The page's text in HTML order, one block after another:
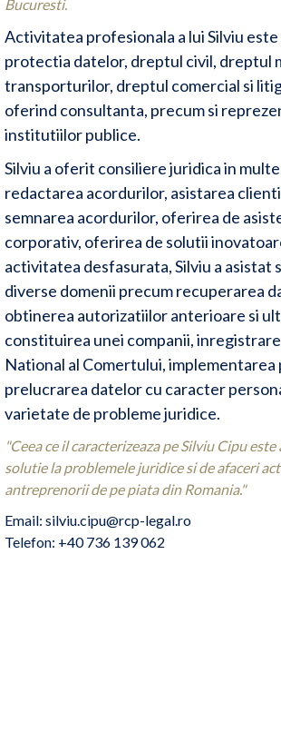
Bucuresti.
Activitatea profesionala a lui Silviu
protectia datelor, dreptul civil, dreptul
transporturilor, dreptul comercial si
oferind consultanta, precum si
institutiilor publice.
Silviu a oferit consiliere juridica in
redactarea acordurilor, asistarea
semnarea acordurilor, oferirea de
corporativ, oferirea de solutii
activitatea desfasurata, Silviu a asistat
diverse domenii precum recuperarea
obtinerea autorizatiilor anterioare si
constituirea unei companii,
National al Comertului,
prelucrarea datelor cu caracter
varietate de probleme juridice.
"Ceea ce il caracterizeaza pe Silviu Cipu
solutie la problemele juridice si de afaceri
antreprenorii de pe piata din Romania."
Email: silviu.cipu@rcp-legal.ro
Telefon: +40 736 139 062